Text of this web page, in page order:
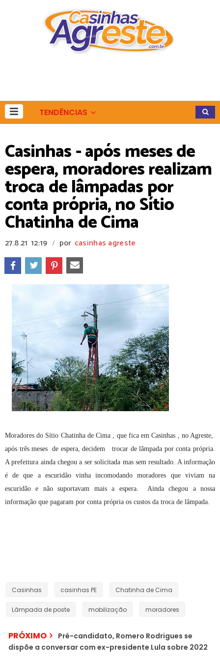
TENDÊNCIAS
Casinhas - após meses de
espera, moradores realizam
troca de lâmpadas por
conta própria, no Sítio
Chatinha de Cima
27.8.21 12:19 / por casinhas agreste
Moradores do Sítio Chatinha de Cima , que fica em Casinhas , no Agreste,
após três meses de espera, decidem trocar de lâmpada por conta própria.
A prefeitura ainda chegou a ser solicitada mas sem resultado. A informação
é de que a escuridão vinha incomodando moradores que viviam na
escuridão e não suportavam mais a espera. Ainda chegou a nossa
informação que pagaram por conta própria os custos da troca de lâmpada.
Casinhas casinhas PE Chatinha de Cima
Lâmpada de poste mobilização moradores
PRÓXIMO
Pré-candidato, Romero Rodrigues se
dispõe a conversar com ex-presidente Lula sobre 2022